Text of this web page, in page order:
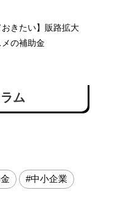
おきたい】販路拡大
の補助金
ム
#中小企業